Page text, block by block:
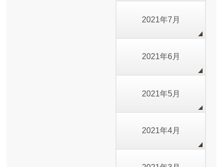
2021年7月
2021年6月
2021年5月
2021年4月